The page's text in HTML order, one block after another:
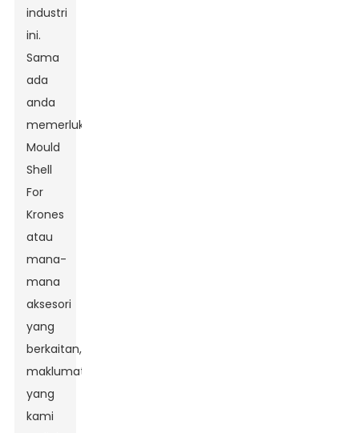
industri
ini.
Sama
ada
anda
memerlukan
Mould
Shell
For
Krones
atau
mana-
mana
aksesori
yang
berkaitan,
maklumat
yang
kami